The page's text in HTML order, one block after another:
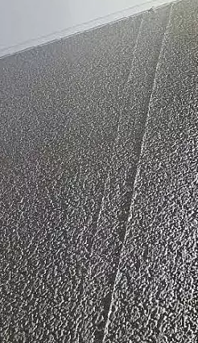
(ЖК "Ясеневая, 14")
взыскано
от заявленной суммы)
(ЖК "Митино парк")
взыскано
595 руб.
вопросы
с